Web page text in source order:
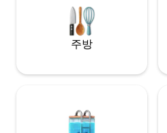
러싸여 있습니다.
주방